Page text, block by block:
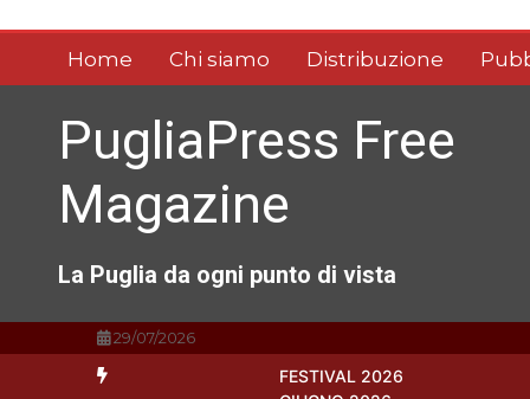
contenutoHome Chi siamo Distribuzione
PugliaPress Free
Magazine
La Puglia da ogni punto di vista
29/07/2026
FESTIVAL 2026